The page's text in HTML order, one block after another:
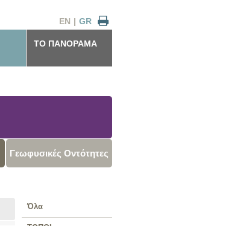
GR
|
EN
ΤΟ ΠΑΝΟΡΑΜΑ
Γεωφυσικές Οντότητες
Όλα